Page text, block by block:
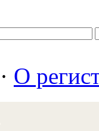
· О